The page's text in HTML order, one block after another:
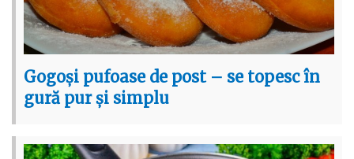
Gogoși pufoase de post – se topesc în
gură pur și simplu